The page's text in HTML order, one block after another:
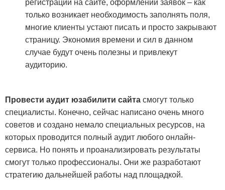
регистрации на сайте, оформлении заявок – как
только возникает необходимость заполнять поля,
многие клиенты устают писать и просто закрывают
страницу. Экономия времени и сил в данном
случае будут очень полезны и привлекут
аудиторию.
Провести аудит юзабилити сайта смогут только
специалисты. Конечно, сейчас написано очень много
советов и создано немало специальных ресурсов, на
которых проводится полный аудит любого онлайн-
сервиса. Но понять и проанализировать результаты
смогут только профессионалы. Они же разработают
стратегию дальнейшей работы над площадкой.